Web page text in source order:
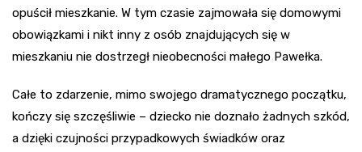
opuścił mieszkanie. W tym czasie zajmowała się domowymi
obowiązkami i nikt inny z osób znajdujących się w
mieszkaniu nie dostrzegł nieobecności małego Pawełka.
Całe to zdarzenie, mimo swojego dramatycznego początku,
kończy się szczęśliwie – dziecko nie doznało żadnych szkód,
a dzięki czujności przypadkowych świadków oraz